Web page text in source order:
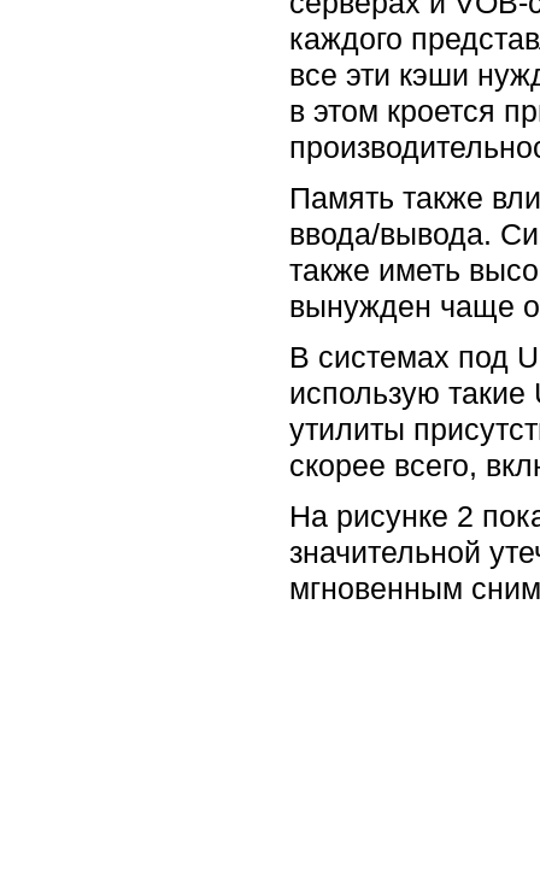
каждого
все эти кэши
в этом кроется
Память также
ввода/вывода.
также иметь
вынужден чаще
В системах под
использую
утилиты
скорее всего,
На рисунке 2
значительной
мгновенным